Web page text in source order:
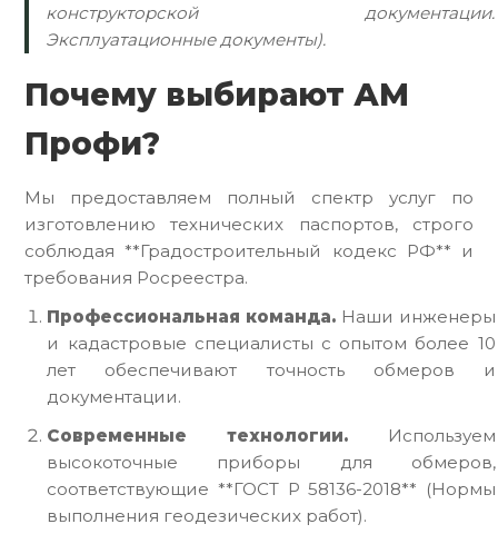
конструкторской документации.
Эксплуатационные документы).
Почему выбирают АМ
Профи?
Мы предоставляем полный спектр услуг по
изготовлению технических паспортов, строго
соблюдая **Градостроительный кодекс РФ** и
требования Росреестра.
Профессиональная команда. Наши инженеры
и кадастровые специалисты с опытом более 10
лет обеспечивают точность обмеров и
документации.
Современные технологии. Используем
высокоточные приборы для обмеров,
соответствующие **ГОСТ Р 58136-2018** (Нормы
выполнения геодезических работ).